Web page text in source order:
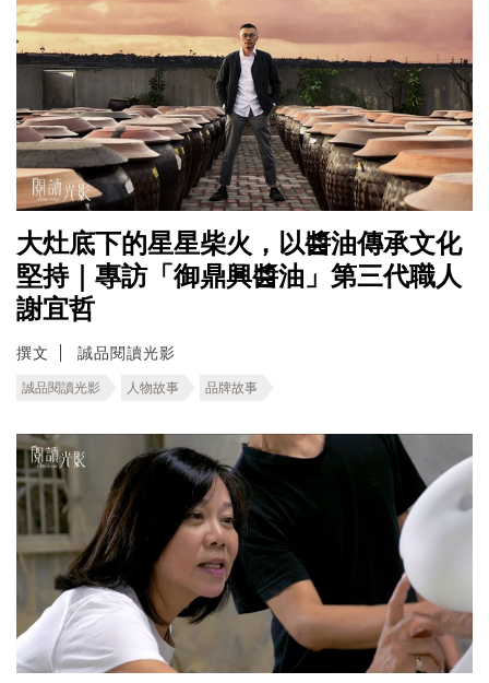
大灶底下的星星柴火，以醬油傳承文化
堅持｜專訪「御鼎興醬油」第三代職人
謝宜哲
撰文 誠品閱讀光影
誠品閱讀光影 人物故事 品牌故事